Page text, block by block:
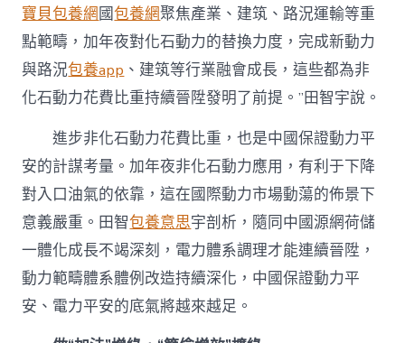
寶貝包養網國包養網聚焦產業、建筑、路況運輸等重
點範疇，加年夜對化石動力的替換力度，完成新動力
與路況包養app 、建筑等行業融會成長，這些都為非
化石動力花費比重持續晉陞發明了前提。”田智宇說。
進步非化石動力花費比重，也是中國保證動力平
安的計謀考量。加年夜非化石動力應用，有利于下降
對入口油氣的依靠，這在國際動力市場動蕩的佈景下
意義嚴重。田智包養意思宇剖析，隨同中國源網荷儲
一體化成長不竭深刻，電力體系調理才能連續晉陞，
動力範疇體系體例改造持續深化，中國保證動力平
安、電力平安的底氣將越來越足。